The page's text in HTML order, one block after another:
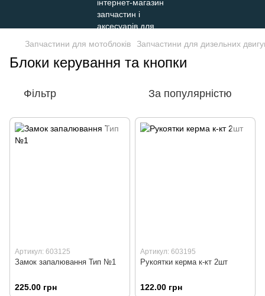
Запчастини для мотоблоків Запчастини для дизельних
Блоки керування та кнопки
Фільтр За популярністю
Артикул: 603125
Замок запалювання Тип №1
225.00 грн
Артикул: 603195
Рукоятки керма к-кт 2шт
122.00 грн